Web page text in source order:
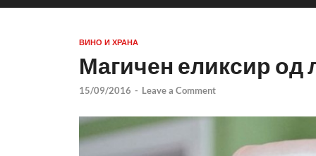
ВИНО И ХРАНА
Магичен еликсир од
15/09/2016 - Leave a Comment